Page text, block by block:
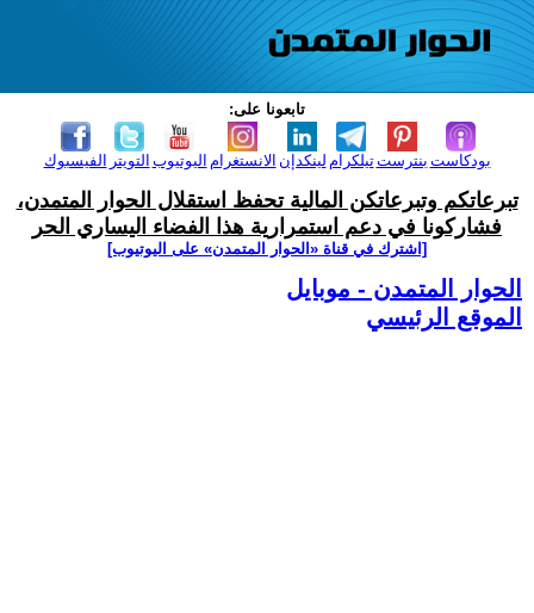
تابعونا على:
الفيسبوك التويتر اليوتيوب الانستغرام لينكدإن تيلكرامبنترست بودكاست
تبرعاتكم وتبرعاتكن المالية تحفظ استقلال الحوار المتمدن،
فشاركونا في دعم استمرارية هذا الفضاء اليساري الحر
[اشترك في قناة ‫«الحوار المتمدن» على اليوتيوب]
الحوار المتمدن - موبايل
الموقع الرئيسي